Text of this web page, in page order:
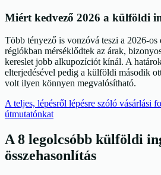
Miért kedvező 2026 a külföldi
Több tényező is vonzóvá teszi a 2026-os
régiókban mérséklődtek az árak,
kereslet jobb alkupozíciót kínál. A
elterjedésével pedig a külföldi második
volt ilyen könnyen megvalósítható.
A teljes, lépésről lépésre szóló vásárlási
útmutatónkat
A 8 legolcsóbb külföldi
összehasonlítás